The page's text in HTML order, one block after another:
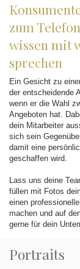
zum
wissen mit
sprechen
Ein Gesicht zu
der entscheidende
wenn er die Wahl
Angeboten hat.
dein Mitarbeiter
sich sein
damit eine
geschaffen wird.
Lass uns deine
füllen mit Fotos
einen
machen und auf
gerne für dein
Portraits